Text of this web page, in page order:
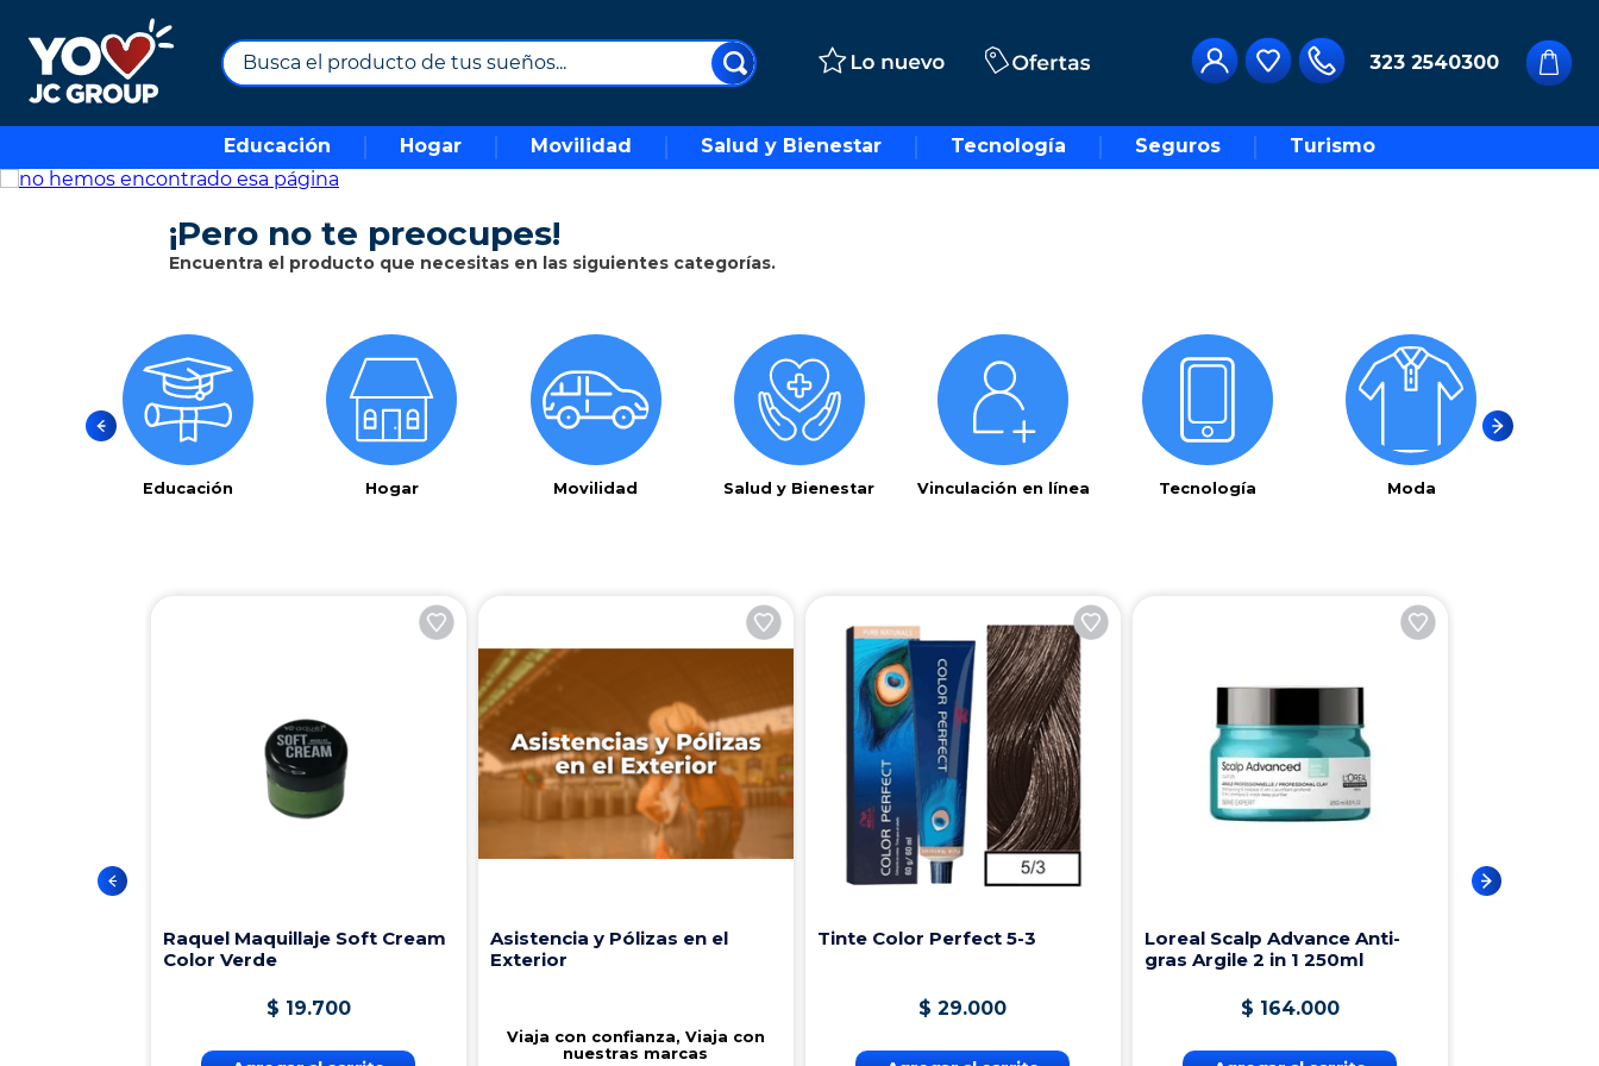
Busca el producto de tus sueños...
323 2540300
Educación Hogar Movilidad Salud y Bienestar Tecnología Seguros Turismo
¡Pero no te preocupes!
Encuentra el producto que necesitas en las siguientes categorías.
Educación Hogar Movilidad Salud y Bienestar Vinculación en línea Tecnología Moda
Raquel Maquillaje Soft Cream
Color Verde
$ 19.700
Asistencia y Pólizas en el
Exterior
Viaja con confianza, Viaja con
nuestras marcas
Tinte Color Perfect 5-3
$ 29.000
Loreal Scalp Advance Anti-
gras Argile 2 in 1 250ml
$ 164.000
TÉRMINOS MÁS BUSCADOS
2.
moto
maximuebles
nevera
turismo
.
cine
8
impresora
tv